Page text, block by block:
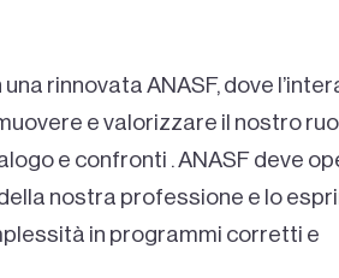
rinnovata ANASF, dove
e valorizzare il nostro
e confronti . ANASF deve
nostra professione e lo
in programmi corretti e